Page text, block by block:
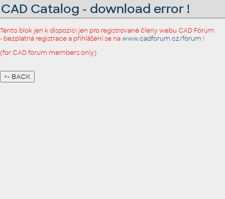
CAD Catalog - download error !
Tento blok jen k dispozici jen pro registrované členy webu CAD Fórum
- bezplatná registrace a přihlášení se nawww.cadforum.cz/forum !
(for CAD forum members only)